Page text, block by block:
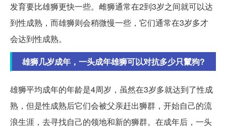
发育要比雄狮更快一些。雌狮通常在2到3岁之间就可以达
到性成熟，而雄狮则会稍微慢一些，它们通常在3岁多才
会达到性成熟。
雄狮几岁成年，一头成年雄狮可以对抗多少只鬣狗?
雄狮平均成年的年龄是4周岁，虽然在3岁多就达到了性成
熟，但是性成熟后它们会被父亲赶出狮群，开始自己的流
浪生涯，去寻找自己的领地和新的狮群。在成年后，一头